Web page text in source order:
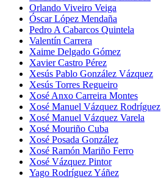
Orlando Viveiro Veiga
Óscar López Mendaña
Pedro A Cabarcos Quintela
Valentín Carrera
Xaime Delgado Gómez
Xavier Castro Pérez
Xesús Pablo González Vázquez
Xesús Torres Regueiro
Xosé Anxo Carreira Montes
Xosé Manuel Vázquez Rodríguez
Xosé Manuel Vázquez Varela
Xosé Mouriño Cuba
Xosé Posada González
Xosé Ramón Mariño Ferro
Xosé Vázquez Pintor
Yago Rodríguez Yáñez